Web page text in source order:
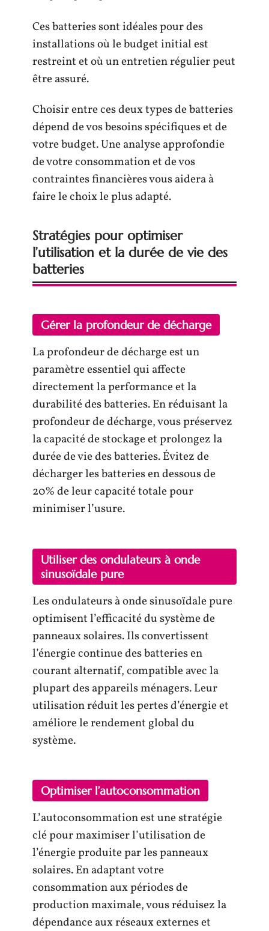
Ces batteries sont idéales pour des
installations où le budget initial est
restreint et où un entretien régulier peut
être assuré.
Choisir entre ces deux types de batteries
dépend de vos besoins spécifiques et de
votre budget. Une analyse approfondie
de votre consommation et de vos
contraintes financières vous aidera à
faire le choix le plus adapté.
Stratégies pour optimiser
l’utilisation et la durée de vie des
batteries
Gérer la profondeur de décharge
La profondeur de décharge est un
paramètre essentiel qui affecte
directement la performance et la
durabilité des batteries. En réduisant la
profondeur de décharge, vous préservez
la capacité de stockage et prolongez la
durée de vie des batteries. Évitez de
décharger les batteries en dessous de
20% de leur capacité totale pour
minimiser l’usure.
Utiliser des ondulateurs à onde
sinusoïdale pure
Les ondulateurs à onde sinusoïdale pure
optimisent l’efficacité du système de
panneaux solaires. Ils convertissent
l’énergie continue des batteries en
courant alternatif, compatible avec la
plupart des appareils ménagers. Leur
utilisation réduit les pertes d’énergie et
améliore le rendement global du
système.
Optimiser l’autoconsommation
L’autoconsommation est une stratégie
clé pour maximiser l’utilisation de
l’énergie produite par les panneaux
solaires. En adaptant votre
consommation aux périodes de
production maximale, vous réduisez la
dépendance aux réseaux externes et